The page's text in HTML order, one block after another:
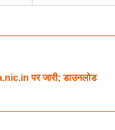
पर जारी; डाउनलोड